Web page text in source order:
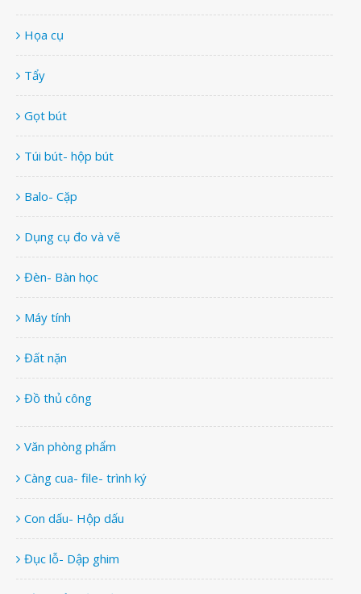
Họa cụ
Tẩy
Gọt bút
Túi bút- hộp bút
Balo- Cặp
Dụng cụ đo và vẽ
Đèn- Bàn học
Máy tính
Đất nặn
Đồ thủ công
Văn phòng phẩm
Càng cua- file- trình ký
Con dấu- Hộp dấu
Đục lỗ- Dập ghim